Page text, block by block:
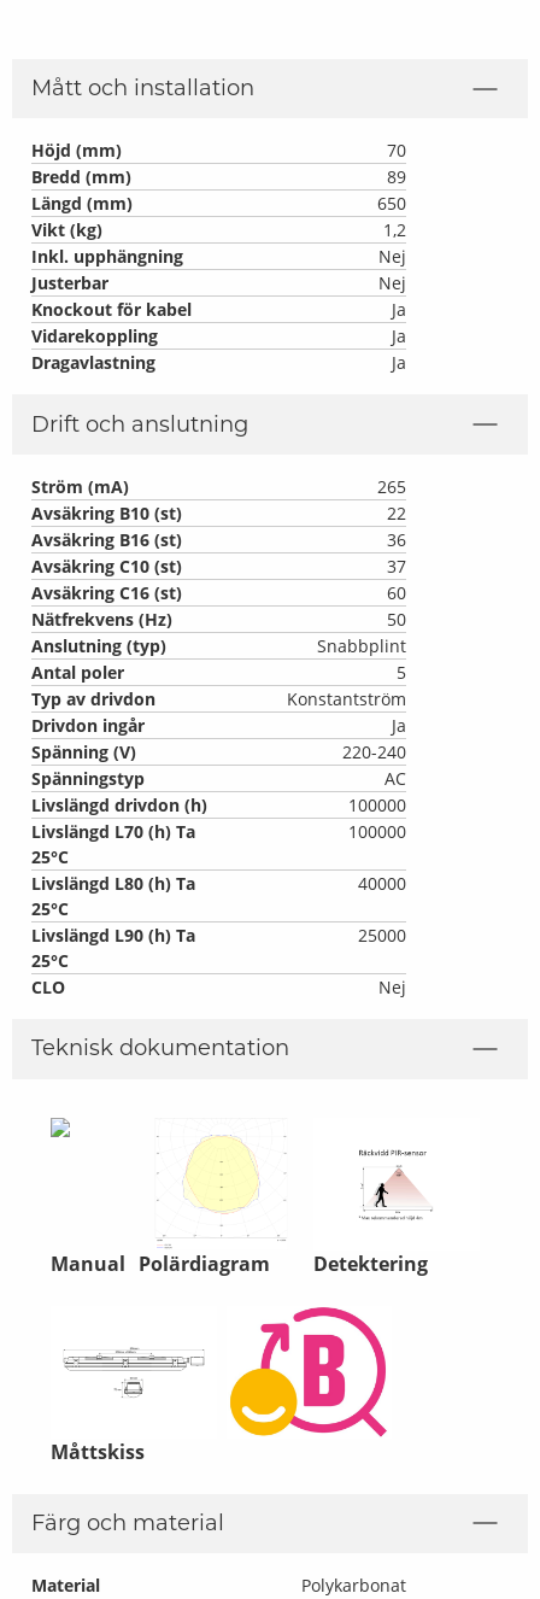
Mått och installation
Höjd (mm)
70
Bredd (mm)
89
Längd (mm)
650
Vikt (kg)
1,2
Inkl. upphängning
Nej
Justerbar
Nej
Knockout för kabel
Ja
Vidarekoppling
Ja
Dragavlastning
Ja
Drift och anslutning
Ström (mA)
265
Avsäkring B10 (st)
22
Avsäkring B16 (st)
36
Avsäkring C10 (st)
37
Avsäkring C16 (st)
60
Nätfrekvens (Hz)
50
Anslutning (typ)
Snabbplint
Antal poler
5
Typ av drivdon
Konstantström
Drivdon ingår
Ja
Spänning (V)
220-240
Spänningstyp
AC
Livslängd drivdon (h)
100000
Livslängd L70 (h) Ta
25°C
100000
Livslängd L80 (h) Ta
25°C
40000
Livslängd L90 (h) Ta
25°C
25000
CLO Nej
Teknisk dokumentation
Manual Polärdiagram Detektering
Måttskiss
Färg och material
Material Polykarbonat